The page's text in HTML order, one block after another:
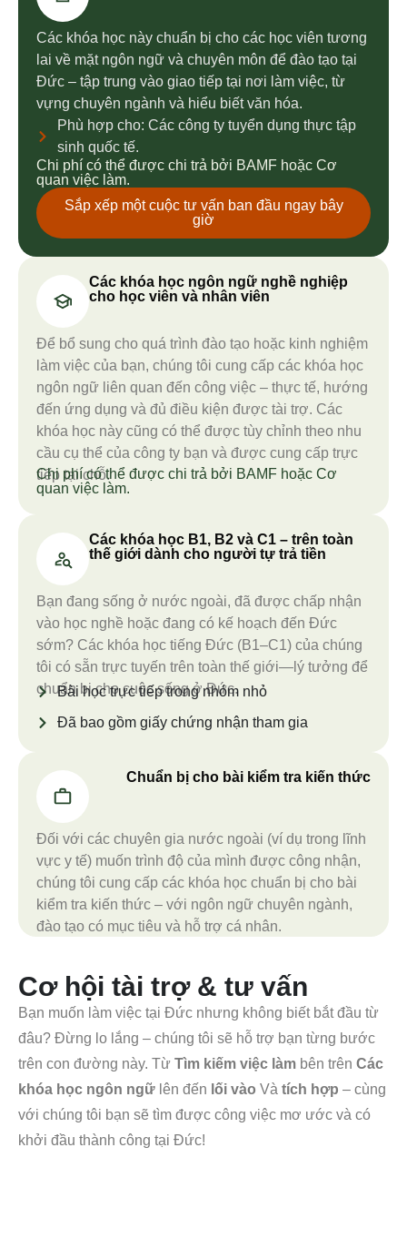
Các khóa học này chuẩn bị cho các học viên tương
lai về mặt ngôn ngữ và chuyên môn để đào tạo tại
Đức – tập trung vào giao tiếp tại nơi làm việc, từ
vựng chuyên ngành và hiểu biết văn hóa.
Phù hợp cho: Các công ty tuyển dụng thực tập
sinh quốc tế.
Chi phí có thể được chi trả bởi BAMF hoặc Cơ
quan việc làm.
Sắp xếp một cuộc tư vấn ban đầu ngay bây
giờ
Các khóa học ngôn ngữ nghề nghiệp
cho học viên và nhân viên
Để bổ sung cho quá trình đào tạo hoặc kinh nghiệm
làm việc của bạn, chúng tôi cung cấp các khóa học
ngôn ngữ liên quan đến công việc – thực tế, hướng
đến ứng dụng và đủ điều kiện được tài trợ. Các
khóa học này cũng có thể được tùy chỉnh theo nhu
cầu cụ thể của công ty bạn và được cung cấp trực
tiếp tại chỗ.
Chi phí có thể được chi trả bởi BAMF hoặc Cơ
quan việc làm.
Các khóa học B1, B2 và C1 – trên toàn
thế giới dành cho người tự trả tiền
Bạn đang sống ở nước ngoài, đã được chấp nhận
vào học nghề hoặc đang có kế hoạch đến Đức
sớm? Các khóa học tiếng Đức (B1–C1) của chúng
tôi có sẵn trực tuyến trên toàn thế giới—lý tưởng để
chuẩn bị cho cuộc sống ở Đức.
Bài học trực tiếp trong nhóm nhỏ
Đã bao gồm giấy chứng nhận tham gia
Chuẩn bị cho bài kiểm tra kiến thức
Đối với các chuyên gia nước ngoài (ví dụ trong lĩnh
vực y tế) muốn trình độ của mình được công nhận,
chúng tôi cung cấp các khóa học chuẩn bị cho bài
kiểm tra kiến thức – với ngôn ngữ chuyên ngành,
đào tạo có mục tiêu và hỗ trợ cá nhân.
Cơ hội tài trợ & tư vấn
Bạn muốn làm việc tại Đức nhưng không biết bắt đầu từ
đâu? Đừng lo lắng – chúng tôi sẽ hỗ trợ bạn từng bước
trên con đường này. Từ Tìm kiếm việc làm bên trên Các
khóa học ngôn ngữ lên đến lối vào Và tích hợp – cùng
với chúng tôi bạn sẽ tìm được công việc mơ ước và có
khởi đầu thành công tại Đức!